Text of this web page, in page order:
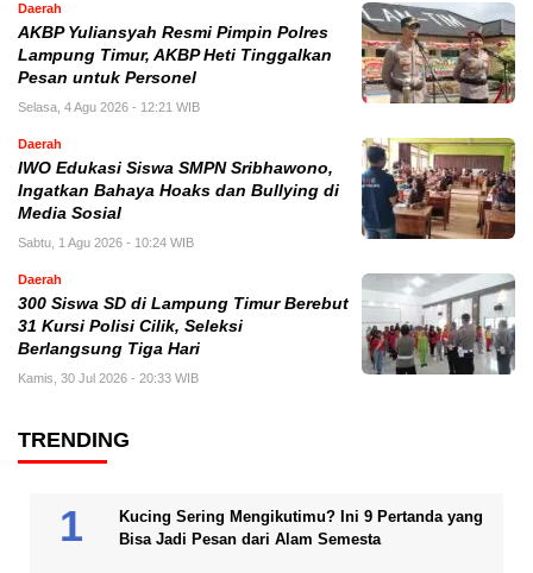
Daerah
AKBP Yuliansyah Resmi Pimpin Polres
Lampung Timur, AKBP Heti Tinggalkan
Pesan untuk Personel
Selasa, 4 Agu 2026 - 12:21 WIB
Daerah
IWO Edukasi Siswa SMPN Sribhawono,
Ingatkan Bahaya Hoaks dan Bullying di
Media Sosial
Sabtu, 1 Agu 2026 - 10:24 WIB
Daerah
300 Siswa SD di Lampung Timur Berebut
31 Kursi Polisi Cilik, Seleksi
Berlangsung Tiga Hari
Kamis, 30 Jul 2026 - 20:33 WIB
TRENDING
Kucing Sering Mengikutimu? Ini 9 Pertanda yang
Bisa Jadi Pesan dari Alam Semesta